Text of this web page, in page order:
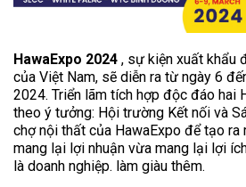
HawaExpo 2024 , sự kiện xuất khẩu
của Việt Nam, sẽ diễn ra từ ngày 6
2024. Triển lãm tích hợp độc đáo hai
theo ý tưởng: Hội trường Kết nối và
chợ nội thất của HawaExpo để tạo ra
mang lại lợi nhuận vừa mang lại lợi
là doanh nghiệp. làm giàu thêm.